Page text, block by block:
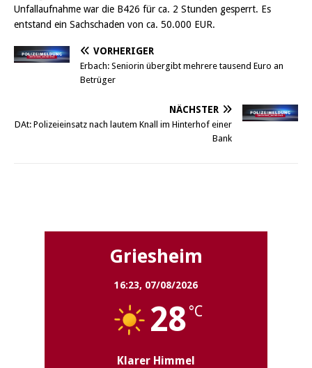
Unfallaufnahme war die B426 für ca. 2 Stunden gesperrt. Es
entstand ein Sachschaden von ca. 50.000 EUR.
VORHERIGER
Erbach: Seniorin übergibt mehrere tausend Euro an
Betrüger
NÄCHSTER
DAt: Polizeieinsatz nach lautem Knall im Hinterhof einer
Bank
Griesheim
16:23, 07/08/2026
28°C
Klarer Himmel